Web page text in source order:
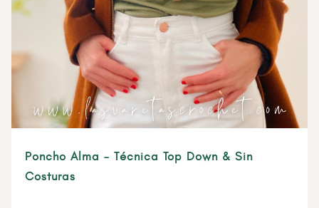
Poncho Alma – Técnica Top Down & Sin
Costuras